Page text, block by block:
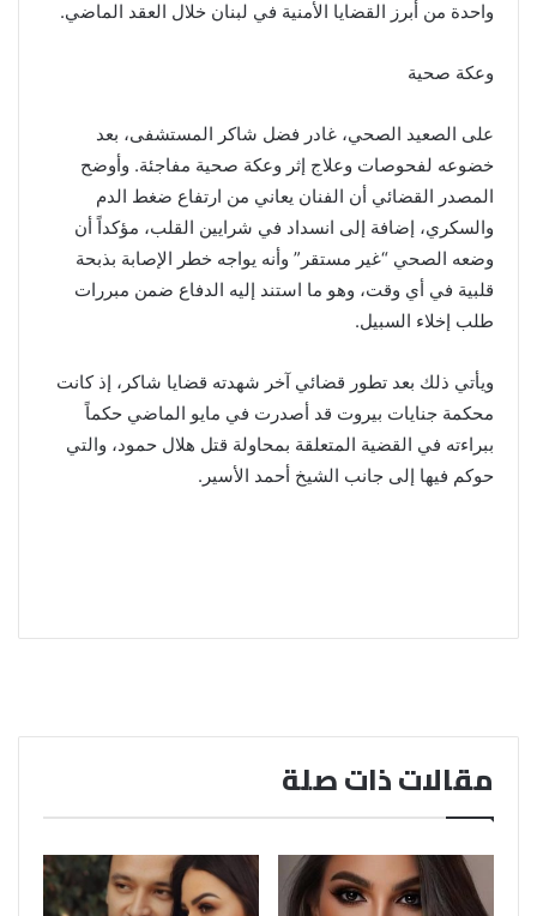
واحدة من أبرز القضايا الأمنية في لبنان خلال العقد الماضي.
وعكة صحية
على الصعيد الصحي، غادر فضل شاكر المستشفى، بعد
خضوعه لفحوصات وعلاج إثر وعكة صحية مفاجئة. وأوضح
المصدر القضائي أن الفنان يعاني من ارتفاع ضغط الدم
والسكري، إضافة إلى انسداد في شرايين القلب، مؤكداً أن
وضعه الصحي “غير مستقر” وأنه يواجه خطر الإصابة بذبحة
قلبية في أي وقت، وهو ما استند إليه الدفاع ضمن مبررات
طلب إخلاء السبيل.
ويأتي ذلك بعد تطور قضائي آخر شهدته قضايا شاكر، إذ كانت
محكمة جنايات بيروت قد أصدرت في مايو الماضي حكماً
ببراءته في القضية المتعلقة بمحاولة قتل هلال حمود، والتي
حوكم فيها إلى جانب الشيخ أحمد الأسير.
مقالات ذات صلة